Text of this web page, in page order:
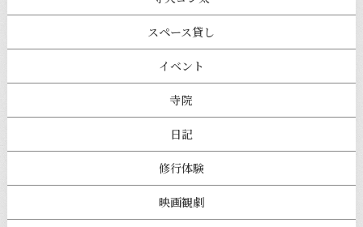
スペース貸し
イベント
寺院
日記
修行体験
映画観劇